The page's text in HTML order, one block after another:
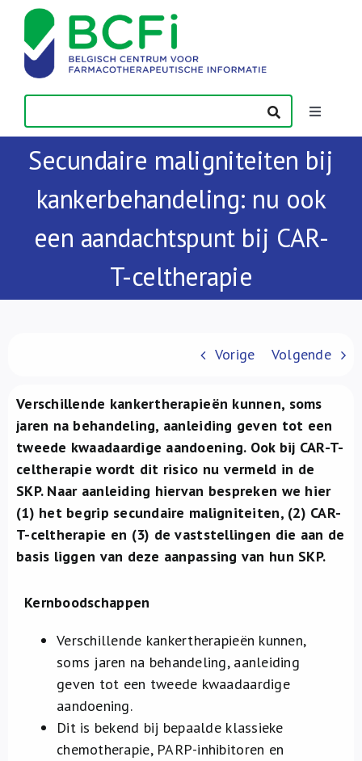
content
Toggle
Nieuws
Publicaties
FR
Secundaire maligniteiten bij
kankerbehandeling: nu ook
een aandachtspunt bij CAR-
T-celtherapie
Vorige Volgende
Verschillende kankertherapieën kunnen, soms
jaren na behandeling, aanleiding geven tot een
tweede kwaadaardige aandoening. Ook bij CAR-T-
celtherapie wordt dit risico nu vermeld in de
SKP. Naar aanleiding hiervan bespreken we hier
(1) het begrip secundaire maligniteiten, (2) CAR-
T-celtherapie en (3) de vaststellingen die aan de
basis liggen van deze aanpassing van hun SKP.
Kernboodschappen
Verschillende kankertherapieën kunnen,
soms jaren na behandeling, aanleiding
geven tot een tweede kwaadaardige
aandoening.
Dit is bekend bij bepaalde klassieke
chemotherapie, PARP-inhibitoren en